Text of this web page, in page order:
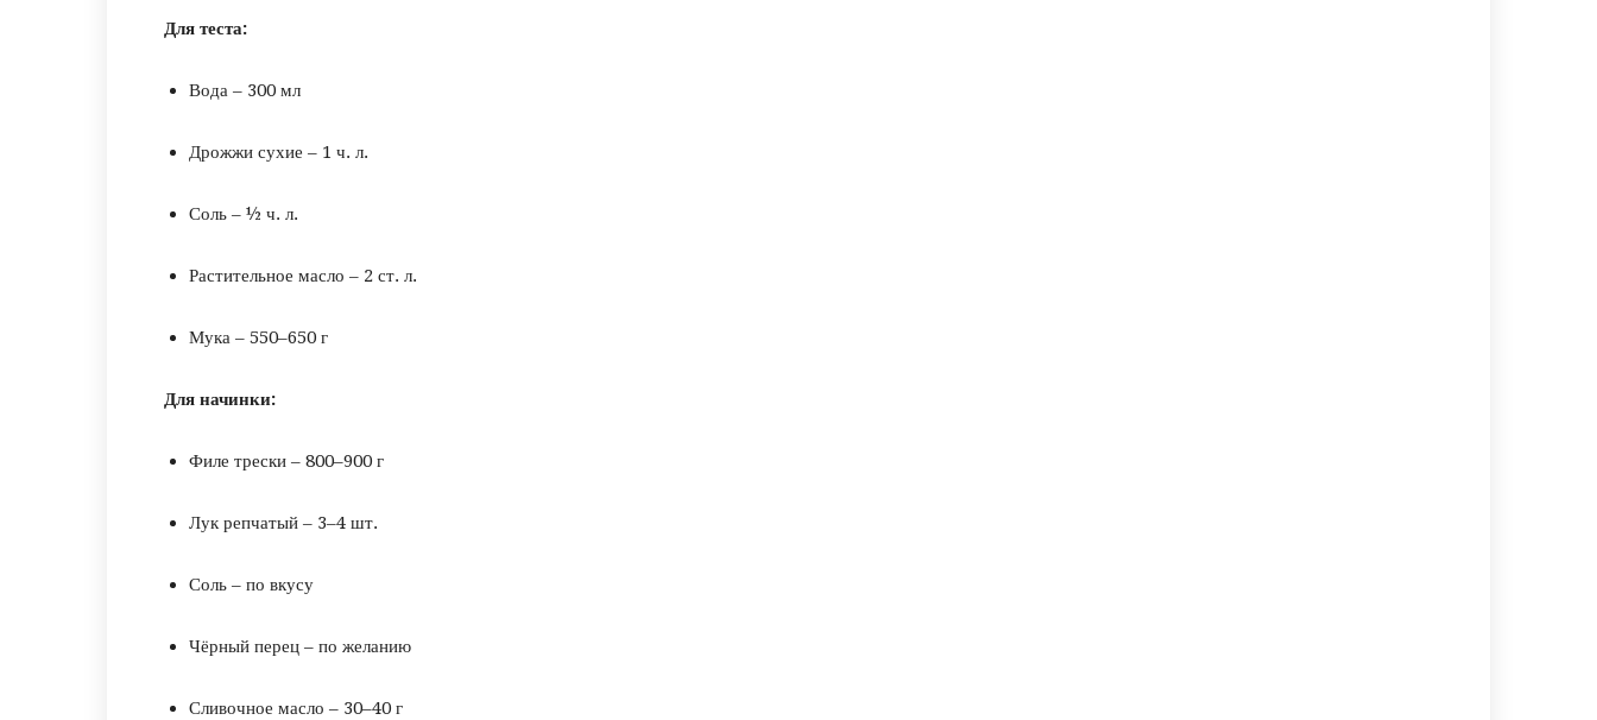
Для теста:
Вода – 300 мл
Дрожжи сухие – 1 ч. л.
Соль – ½ ч. л.
Растительное масло – 2 ст. л.
Мука – 550–650 г
Для начинки:
Филе трески – 800–900 г
Лук репчатый – 3–4 шт.
Соль – по вкусу
Чёрный перец – по желанию
Сливочное масло – 30–40 г